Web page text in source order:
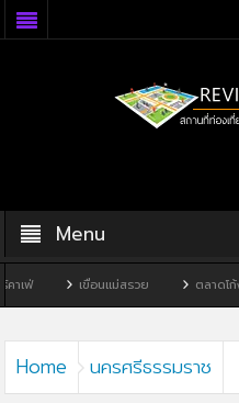
Menu
นแม่สรวย ตลาดโก้งโค้ง บ้านแสงโสม
Home นครศรีธรรมราช